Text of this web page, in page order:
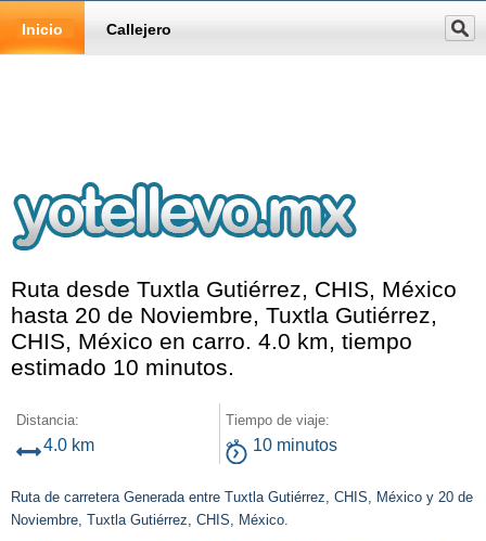
Inicio Callejero
Ruta desde Tuxtla Gutiérrez, CHIS, México
hasta 20 de Noviembre, Tuxtla Gutiérrez,
CHIS, México en carro. 4.0 km, tiempo
estimado 10 minutos.
Distancia:
4.0 km
Tiempo de viaje:
10 minutos
Ruta de carretera Generada entre Tuxtla Gutiérrez, CHIS, México y 20 de
Noviembre, Tuxtla Gutiérrez, CHIS, México.